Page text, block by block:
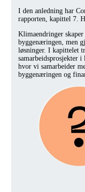
I den anledning har
rapporten, kapittel 7.
Klimaendringer
byggenæringen, men
løsninger. I kapittelet
samarbeidsprosjekter
hvor vi samarbeider
byggenæringen og